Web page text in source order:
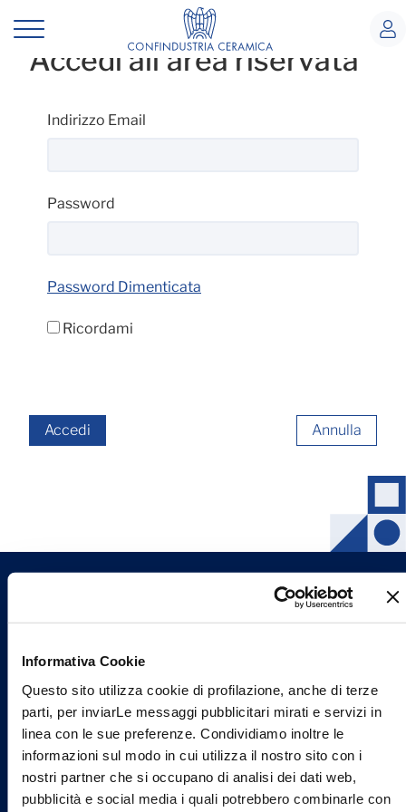
Informativa Cookie
Questo sito utilizza cookie di profilazione, anche di terze
parti, per inviarLe messaggi pubblicitari mirati e servizi in
linea con le sue preferenze. Condividiamo inoltre le
informazioni sul modo in cui utilizza il nostro sito con i
nostri partner che si occupano di analisi dei dati web,
pubblicità e social media i quali potrebbero combinarle con
Home
Login
Accedi all'area riservata
Login
Indirizzo Email
Password
Password Dimenticata
Ricordami
Accedi Annulla
Confindustria Ceramica è l'Associazione che rappresenta, collega,
informa e assiste le aziende italiane produttrici di piastrelle di
ceramica, materiali refrattari, laterizi, sanitari, stoviglierie e
ceramica per usi industriali.
Viale Monte Santo, 40
41049 Sassuolo (MO) - Italy